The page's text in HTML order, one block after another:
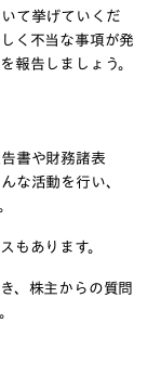
て挙げていくだ
く不当な事項が発
報告しましょう。
書や財務諸表
な活動を行い、
もあります。
、株主からの質問